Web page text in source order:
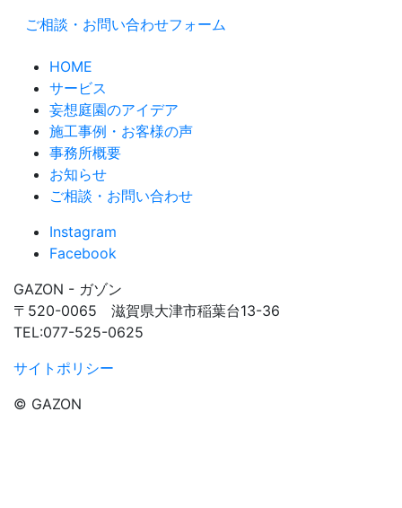
ご相談・お問い合わせフォーム
HOME
サービス
妄想庭園のアイデア
施工事例・お客様の声
事務所概要
お知らせ
ご相談・お問い合わせ
Instagram
Facebook
GAZON - ガゾン
〒520-0065 滋賀県大津市稲葉台13-36
TEL:077-525-0625
サイトポリシー
© GAZON